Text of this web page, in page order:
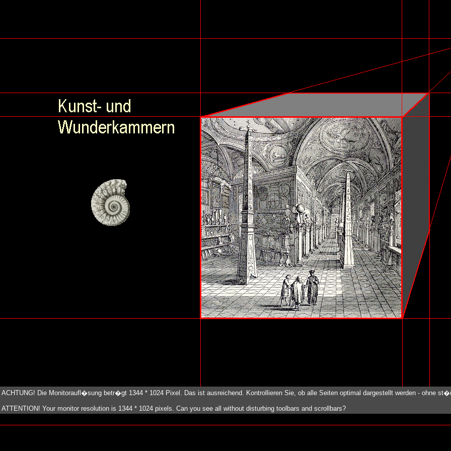
ACHTUNG! Die Monitoraufl�sung betr�gt 1344 * 1024 Pixel. Das ist ausreichend. Kontrollieren Sie, ob alle Seiten optimal dargestellt werden - ohne
ATTENTION! Your monitor resolution is 1344 * 1024 pixels. Can you see all without disturbing toolbars and scrollbars?